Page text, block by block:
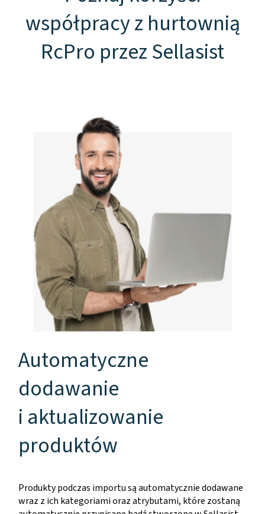
współpracy z hurtownią
RcPro przez Sellasist
Automatyczne
dodawanie
i aktualizowanie
produktów
Produkty podczas importu są automatycznie dodawane
wraz z ich kategoriami oraz atrybutami, które zostaną